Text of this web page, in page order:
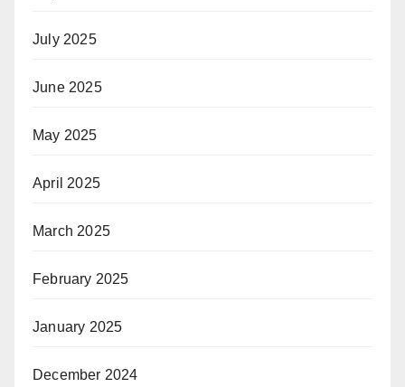
July 2025
June 2025
May 2025
April 2025
March 2025
February 2025
January 2025
December 2024